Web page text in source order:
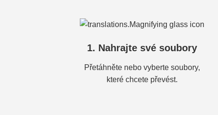
1. Nahrajte své soubory
Přetáhněte nebo vyberte soubory,
které chcete převést.